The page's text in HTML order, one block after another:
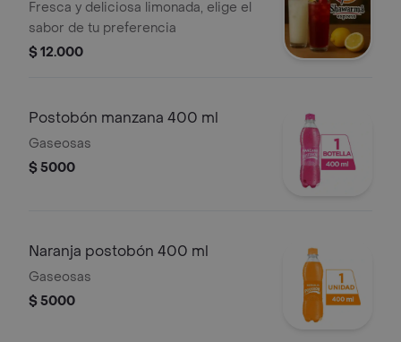
Fresca y deliciosa limonada, elige el
sabor de tu preferencia
$ 12.000
Postobón manzana 400 ml
Gaseosas
$ 5000
Naranja postobón 400 ml
Gaseosas
$ 5000